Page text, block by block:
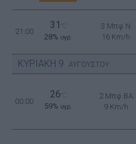
21:00
31
28% υγρ.
3 Μπφ N
16 Km/h
ΚΥΡΙΑΚΗ 9 ΑΥΓΟΥΣΤΟΥ
00:00
26
59% υγρ.
2 Μπφ BA
9 Km/h